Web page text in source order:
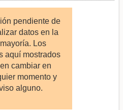
pendiente de
datos en la
Los
aquí mostrados
cambiar en
momento y
alguno.